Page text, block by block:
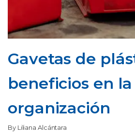
Gavetas de
beneficios en la
organización
By Liliana Alcántara